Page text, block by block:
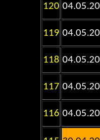
120
119
118
117
116